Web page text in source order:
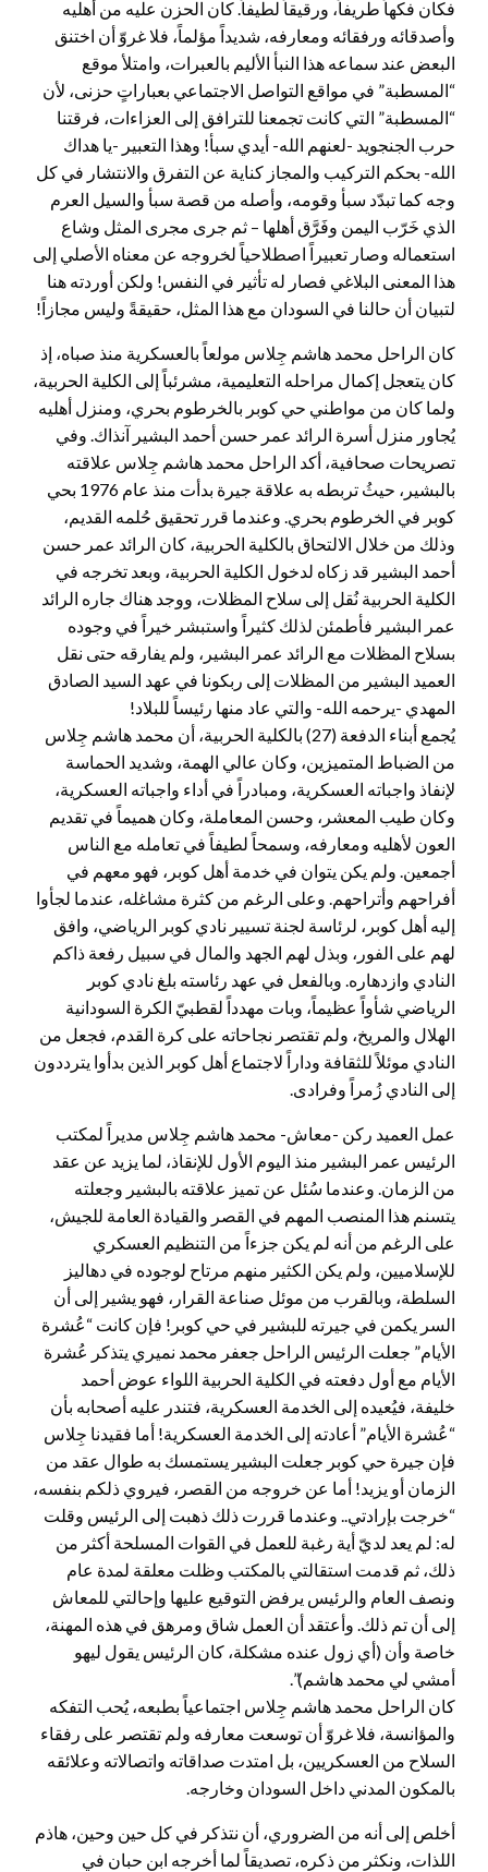
فكان فكهاً طريفاً، ورقيقاً لطيفاً. كان الحزن عليه من أهليه
وأصدقائه ورفقائه ومعارفه، شديداً مؤلماً، فلا غروّ أن اختنق
البعض عند سماعه هذا النبأ الأليم بالعبرات، وامتلأ موقع
“المسطبة” في مواقع التواصل الاجتماعي بعباراتٍ حزنى، لأن
“المسطبة” التي كانت تجمعنا للترافق إلى العزاءات، فرقتنا
حرب الجنجويد -لعنهم الله- أيدي سبأ! وهذا التعبير -يا هداك
الله- بحكم التركيب والمجاز كناية عن التفرق والانتشار في كل
وجه كما تبدّد سبأ وقومه، وأصله من قصة سبأ والسيل العرم
الذي خَرّب اليمن وفَرَّق أهلها – ثم جرى مجرى المثل وشاع
استعماله وصار تعبيراً اصطلاحياً لخروجه عن معناه الأصلي إلى
هذا المعنى البلاغي فصار له تأثير في النفس! ولكن أوردته هنا
لتبيان أن حالنا في السودان مع هذا المثل، حقيقةً وليس مجازاً!
كان الراحل محمد هاشم جِلاس مولعاً بالعسكرية منذ صباه، إذ
كان يتعجل إكمال مراحله التعليمية، مشرئباً إلى الكلية الحربية،
ولما كان من مواطني حي كوبر بالخرطوم بحري، ومنزل أهليه
يُجاور منزل أسرة الرائد عمر حسن أحمد البشير آنذاك. وفي
تصريحات صحافية، أكد الراحل محمد هاشم جِلاس علاقته
بالبشير، حيثُ تربطه به علاقة جيرة بدأت منذ عام 1976 بحي
كوبر في الخرطوم بحري. وعندما قرر تحقيق حُلمه القديم،
وذلك من خلال الالتحاق بالكلية الحربية، كان الرائد عمر حسن
أحمد البشير قد زكاه لدخول الكلية الحربية، وبعد تخرجه في
الكلية الحربية نُقل إلى سلاح المظلات، ووجد هناك جاره الرائد
عمر البشير فأطمئن لذلك كثيراً واستبشر خيراً في وجوده
بسلاح المظلات مع الرائد عمر البشير، ولم يفارقه حتى نقل
العميد البشير من المظلات إلى ربكونا في عهد السيد الصادق
المهدي -يرحمه الله- والتي عاد منها رئيساً للبلاد!
يُجمع أبناء الدفعة (27) بالكلية الحربية، أن محمد هاشم جِلاس
من الضباط المتميزين، وكان عالي الهمة، وشديد الحماسة
لإنفاذ واجباته العسكرية، ومبادراً في أداء واجباته العسكرية،
وكان طيب المعشر، وحسن المعاملة، وكان هميماً في تقديم
العون لأهليه ومعارفه، وسمحاً لطيفاً في تعامله مع الناس
أجمعين. ولم يكن يتوان في خدمة أهل كوبر، فهو معهم في
أفراحهم وأتراحهم. وعلى الرغم من كثرة مشاغله، عندما لجأوا
إليه أهل كوبر، لرئاسة لجنة تسيير نادي كوبر الرياضي، وافق
لهم على الفور، وبذل لهم الجهد والمال في سبيل رفعة ذاكم
النادي وازدهاره. وبالفعل في عهد رئاسته بلغ نادي كوبر
الرياضي شأواً عظيماً، وبات مهدداً لقطبيّ الكرة السودانية
الهلال والمريخ، ولم تقتصر نجاحاته على كرة القدم، فجعل من
النادي موئلاً للثقافة وداراً لاجتماع أهل كوبر الذين بدأوا يترددون
إلى النادي زُمراً وفرادى.
عمل العميد ركن -معاش- محمد هاشم جِلاس مديراً لمكتب
الرئيس عمر البشير منذ اليوم الأول للإنقاذ، لما يزيد عن عقد
من الزمان. وعندما سُئل عن تميز علاقته بالبشير وجعلته
يتسنم هذا المنصب المهم في القصر والقيادة العامة للجيش،
على الرغم من أنه لم يكن جزءاً من التنظيم العسكري
للإسلاميين، ولم يكن الكثير منهم مرتاح لوجوده في دهاليز
السلطة، وبالقرب من موئل صناعة القرار، فهو يشير إلى أن
السر يكمن في جيرته للبشير في حي كوبر! فإن كانت “عُشرة
الأيام” جعلت الرئيس الراحل جعفر محمد نميري يتذكر عُشرة
الأيام مع أول دفعته في الكلية الحربية اللواء عوض أحمد
خليفة، فيُعيده إلى الخدمة العسكرية، فتندر عليه أصحابه بأن
“عُشرة الأيام” أعادته إلى الخدمة العسكرية! أما فقيدنا جِلاس
فإن جيرة حي كوبر جعلت البشير يستمسك به طوال عقد من
الزمان أو يزيد! أما عن خروجه من القصر، فيروي ذلكم بنفسه،
“خرجت بإرادتي.. وعندما قررت ذلك ذهبت إلى الرئيس وقلت
له: لم يعد لديّ أية رغبة للعمل في القوات المسلحة أكثر من
ذلك، ثم قدمت استقالتي بالمكتب وظلت معلقة لمدة عام
ونصف العام والرئيس يرفض التوقيع عليها وإحالتي للمعاش
إلى أن تم ذلك. وأعتقد أن العمل شاق ومرهق في هذه المهنة،
خاصة وأن (أي زول عنده مشكلة، كان الرئيس يقول ليهو
أمشي لي محمد هاشم)”.
كان الراحل محمد هاشم جِلاس اجتماعياً بطبعه، يُحب التفكه
والمؤانسة، فلا غروّ أن توسعت معارفه ولم تقتصر على رفقاء
السلاح من العسكريين، بل امتدت صداقاته واتصالاته وعلائقه
بالمكون المدني داخل السودان وخارجه.
أخلص إلى أنه من الضروري، أن نتذكر في كل حين وحين، هاذم
اللذات، ونكثر من ذكره، تصديقاً لما أخرجه ابن حبان في